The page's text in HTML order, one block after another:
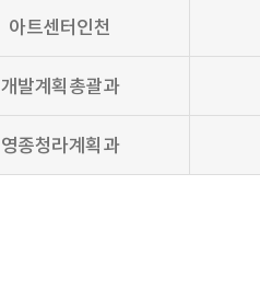
아트센터인천
개발계획총괄과
영종청라계획과